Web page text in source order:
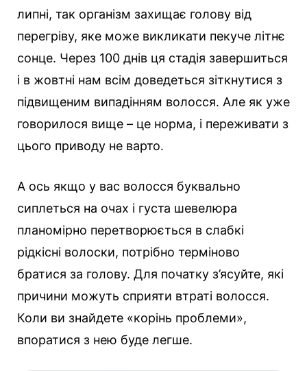
липні, так організм захищає голову від
перегріву, яке може викликати пекуче літнє
сонце. Через 100 днів ця стадія завершиться
і в жовтні нам всім доведеться зіткнутися з
підвищеним випадінням волосся. Але як уже
говорилося вище – це норма, і переживати з
цього приводу не варто.
А ось якщо у вас волосся буквально
сиплеться на очах і густа шевелюра
планомірно перетворюється в слабкі
рідкісні волоски, потрібно терміново
братися за голову. Для початку з’ясуйте, які
причини можуть сприяти втраті волосся.
Коли ви знайдете «корінь проблеми»,
впоратися з нею буде легше.